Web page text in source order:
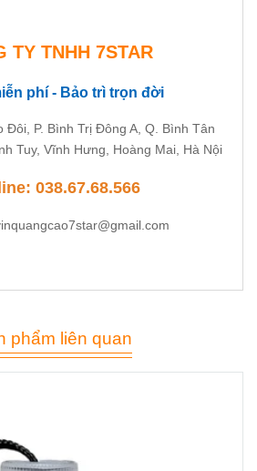
TY TNHH 7STAR
phí - Bảo trì trọn đời
Đôi, P. Bình Trị Đông A, Q. Bình Tân
Tuy, Vĩnh Hưng, Hoàng Mai, Hà Nội
038.67.68.566
phẩm liên quan